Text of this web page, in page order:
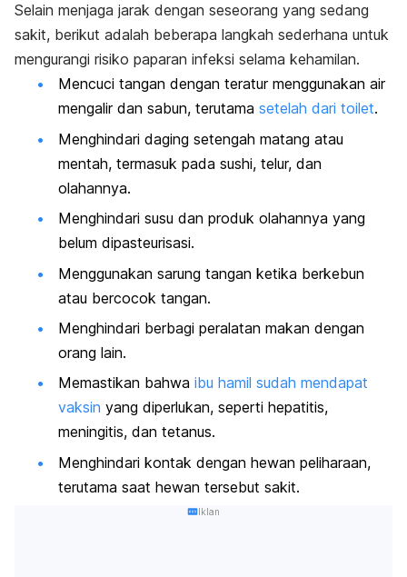
Selain menjaga jarak dengan seseorang yang sedang
sakit, berikut adalah beberapa langkah sederhana untuk
mengurangi risiko paparan infeksi selama kehamilan.
Mencuci tangan dengan teratur menggunakan air
mengalir dan sabun, terutama setelah dari toilet.
Menghindari daging setengah matang atau
mentah, termasuk pada sushi, telur, dan
olahannya.
Menghindari susu dan produk olahannya yang
belum dipasteurisasi.
Menggunakan sarung tangan ketika berkebun
atau bercocok tangan.
Menghindari berbagi peralatan makan dengan
orang lain.
Memastikan bahwa ibu hamil sudah mendapat
vaksin yang diperlukan, seperti hepatitis,
meningitis, dan tetanus.
Menghindari kontak dengan hewan peliharaan,
terutama saat hewan tersebut sakit.
Iklan